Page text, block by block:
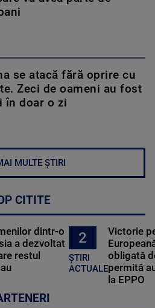
se atacă fără oprire cu
Zeci de oameni au fost
în doar o zi
MULTE ȘTIRI
CITITE
dintr-o
a dezvoltat
restul
2
ȘTIRI
ACTUALE
Victorie
obligată
permită
la EPPO